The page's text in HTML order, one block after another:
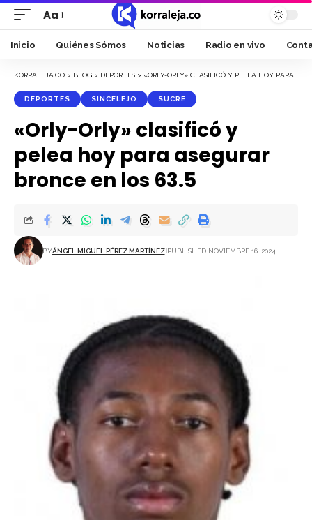
Font
Resizer
Aa
Inicio Quiénes Sómos Noticias Radio en vivo
KORRALEJA.CO > BLOG > DEPORTES > «ORLY-ORLY» CLASIFICÓ Y PELEA HOY PARA ASEGURAR BRONCE EN LOS 63.5
DEPORTES SINCELEJO SUCRE
«Orly-Orly» clasificó y
pelea hoy para asegurar
bronce en los 63.5
BYÁNGEL MIGUEL PÉREZ MARTÍNEZ PUBLISHED NOVIEMBRE 16, 2024